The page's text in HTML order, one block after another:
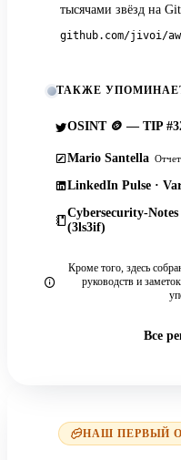
тысячами звёзд на
ТАКЖЕ
OSINT 🪙 — TIP
Mario Santella
LinkedIn Pulse ·
Cybersecurity-Notes
(3ls3if)
Кроме того, здесь
руководств и
Все
НАШ ПЕРВЫЙ